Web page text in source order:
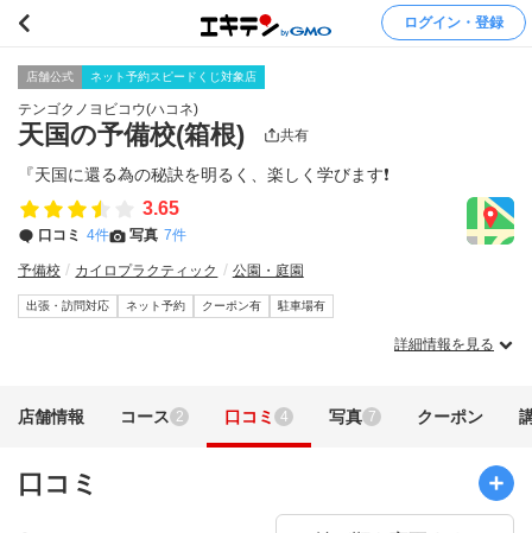
ログイン・登録
店舗公式 ネット予約スピードくじ対象店
テンゴクノヨビコウ(ハコネ)
天国の予備校(箱根) 共有
『天国に還る為の秘訣を明るく、楽しく学びます❗️
3.65
口コミ 4件 写真 7件
予備校 カイロプラクティック 公園・庭園
出張・訪問対応 ネット予約 クーポン有 駐車場有
詳細情報を見る
店舗情報 コース 2 口コミ 4 写真 7 クーポン
口コミ